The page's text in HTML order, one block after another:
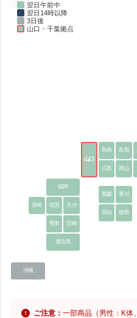
翌日午前中
翌日14時以降
3日後
山口・千葉拠点
山口
島根 鳥取
広島 岡山
福岡
愛媛
香川
長崎 佐賀
大分
高知
徳島
熊本
宮崎
鹿児島
沖縄
ご注意：一部商品（男性：K体